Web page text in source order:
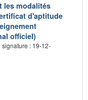
les modalités
d'aptitude
officiel)
signature : 19-12-